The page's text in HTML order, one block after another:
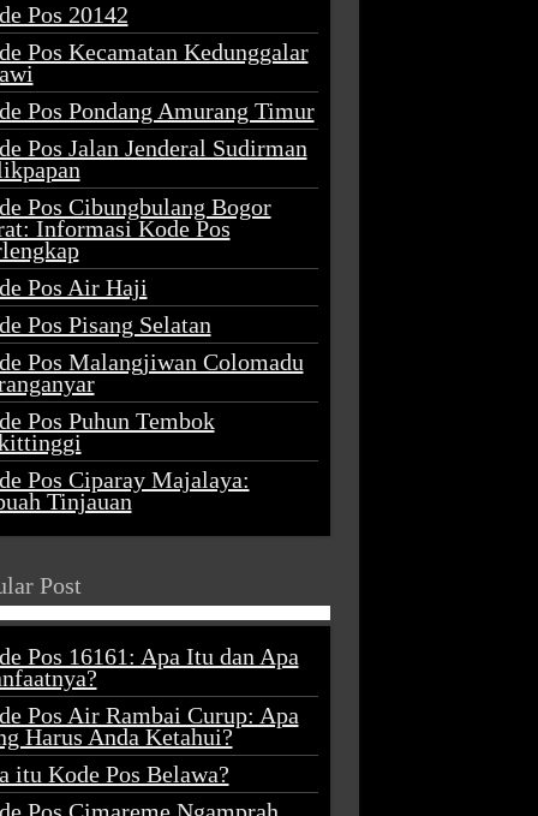
Pos 20142
Pos Kecamatan Kedunggalar
Pos Pondang Amurang Timur
Pos Jalan Jenderal Sudirman
Pos Cibungbulang Bogor
Informasi Kode Pos
Pos Air Haji
Pos Pisang Selatan
Pos Malangjiwan Colomadu
Pos Puhun Tembok
Pos Ciparay Majalaya:
Tinjauan
Post
Pos 16161: Apa Itu dan Apa
Pos Air Rambai Curup: Apa
Harus Anda Ketahui?
itu Kode Pos Belawa?